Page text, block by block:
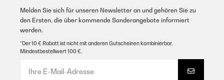
Melden Sie sich für unseren Newsletter an und gehören Sie zu
den Ersten, die über kommende Sonderangebote informiert
werden.
*Der 10 € Rabatt ist nicht mit anderen Gutscheinen kombinierbar.
Mindestbestellwert 100 €.